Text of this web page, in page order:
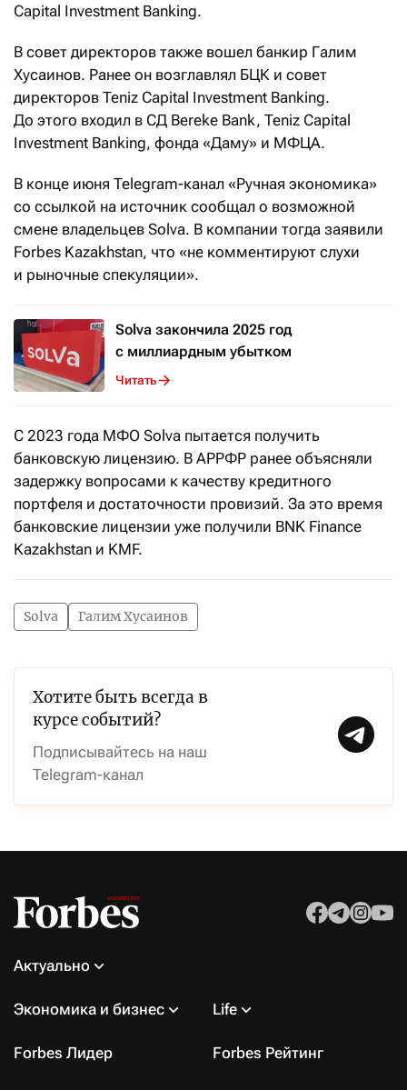
Capital Investment Banking.
В совет директоров также вошел банкир Галим
Хусаинов. Ранее он возглавлял БЦК и совет
директоров Teniz Capital Investment Banking.
До этого входил в СД Bereke Bank, Teniz Capital
Investment Banking, фонда «Даму» и МФЦА.
В конце июня Telegram-канал «Ручная экономика»
со ссылкой на источник сообщал о возможной
смене владельцев Solva. В компании тогда заявили
Forbes Kazakhstan, что «не комментируют слухи
и рыночные спекуляции».
Solva закончила 2025 год
с миллиардным убытком
Читать
С 2023 года МФО Solva пытается получить
банковскую лицензию. В АРРФР ранее объясняли
задержку вопросами к качеству кредитного
портфеля и достаточности провизий. За это время
банковские лицензии уже получили BNK Finance
Kazakhstan и KMF.
Solva Галим Хусаинов
Хотите быть всегда в
курсе событий?
Подписывайтесь на наш
Telegram-канал
Актуально
Экономика и бизнес Life
Forbes Лидер Forbes Рейтинг